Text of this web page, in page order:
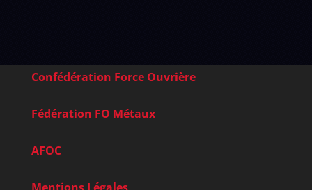
Confédération Force Ouvrière
Fédération FO Métaux
AFOC